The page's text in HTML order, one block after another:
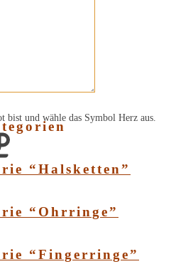
“Halsketten”
“Ohrringe”
“Fingerringe”
bist und wähle das Symbol Herz aus.